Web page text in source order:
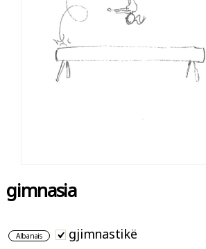
gimnasia
Albanais gjimnastikë